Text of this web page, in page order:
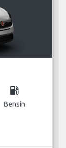
local_gas_station
Bensin